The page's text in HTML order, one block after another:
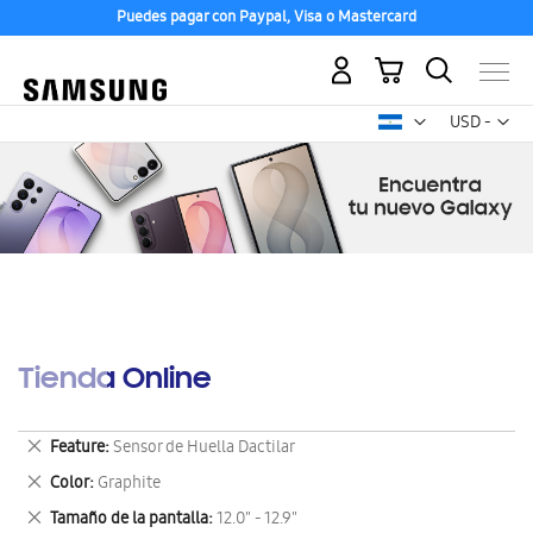
Puedes pagar con Paypal, Visa o Mastercard
USD -
dólar
Mi carrito
Tienda Online
Feature Sensor de Huella Dactilar
Eliminar
este
artículo
Color Graphite
Eliminar
este
Tamaño de la pantalla 12.0" - 12.9"
Eliminar